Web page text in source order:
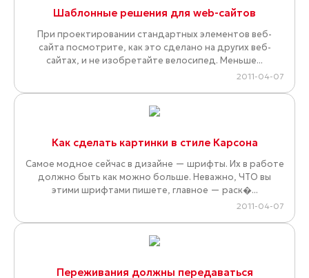
Шаблонные решения для web-сайтов
При проектировании стандартных элементов веб-
сайта посмотрите, как это сделано на других веб-
сайтах, и не изобретайте велосипед. Меньше...
2011-04-07
Как сделать картинки в стиле Карсона
Самое модное сейчас в дизайне — шрифты. Их в работе
должно быть как можно больше. Неважно, ЧТО вы
этими шрифтами пишете, главное — раск�...
2011-04-07
Переживания должны передаваться